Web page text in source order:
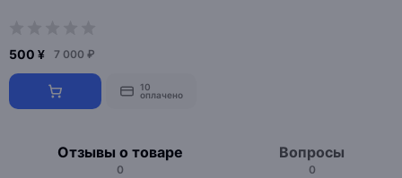
500 ¥ 7 000 ₽
10
оплачено
Отзывы о товаре
0
Вопросы
0